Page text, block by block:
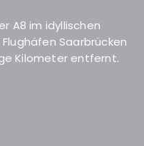
A8 im idyllischen
Saarbrücken
Kilometer entfernt.